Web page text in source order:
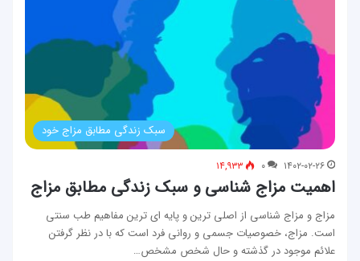
سبک زندگی مطابق مزاج خود
۱۴۰۲-۰۲-۲۶ ۰ ۱۴,۹۳۳
اهمیت مزاج شناسی و سبک زندگی مطابق مزاج
مزاج و مزاج شناسی از اصلی ترین و پایه ای ترین مفاهیم طب سنتی
است. مزاج، خصوصیات جسمی و روانی فرد است که با در نظر گرفتن
علائم موجود در گذشته و حال شخص مشخص…